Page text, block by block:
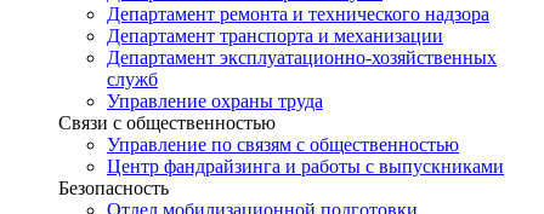
Департамент ремонта и технического надзора
Департамент транспорта и механизации
Департамент эксплуатационно-хозяйственных
служб
Управление охраны труда
Связи с общественностью
Управление по связям с общественностью
Центр фандрайзинга и работы с выпускниками
Безопасность
Отдел мобилизационной подготовки